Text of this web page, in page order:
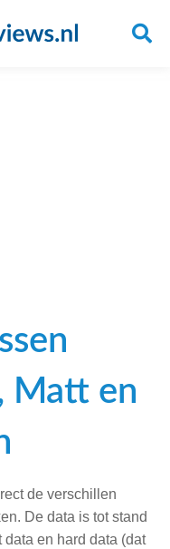
Matt en
de verschillen
De data is tot stand
en hard data (dat